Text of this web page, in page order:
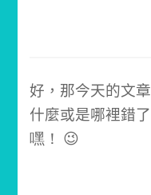
好，那今天的文
什麼或是哪裡錯
嘿！ 😉